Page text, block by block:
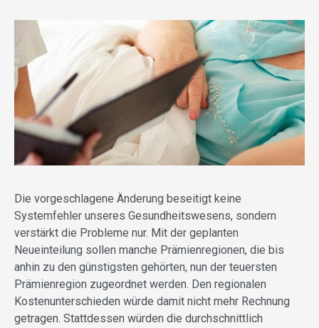
Die vorgeschlagene Änderung beseitigt keine
Systemfehler unseres Gesundheitswesens, sondern
verstärkt die Probleme nur. Mit der geplanten
Neueinteilung sollen manche Prämienregionen, die bis
anhin zu den günstigsten gehörten, nun der teuersten
Prämienregion zugeordnet werden. Den regionalen
Kostenunterschieden würde damit nicht mehr Rechnung
getragen. Stattdessen würden die durchschnittlich